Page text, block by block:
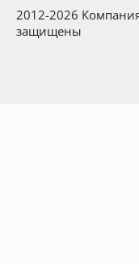
2012-2026
защищены